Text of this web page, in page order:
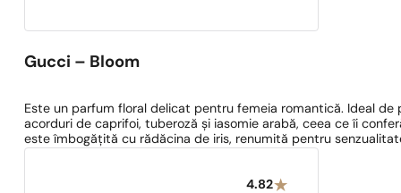
Gucci – Bloom
Este un parfum floral delicat pentru femeia romantică. Ideal
acorduri de caprifoi, tuberoză și iasomie arabă, ceea ce îi
este îmbogățită cu rădăcina de iris, renumită pentru
4.82